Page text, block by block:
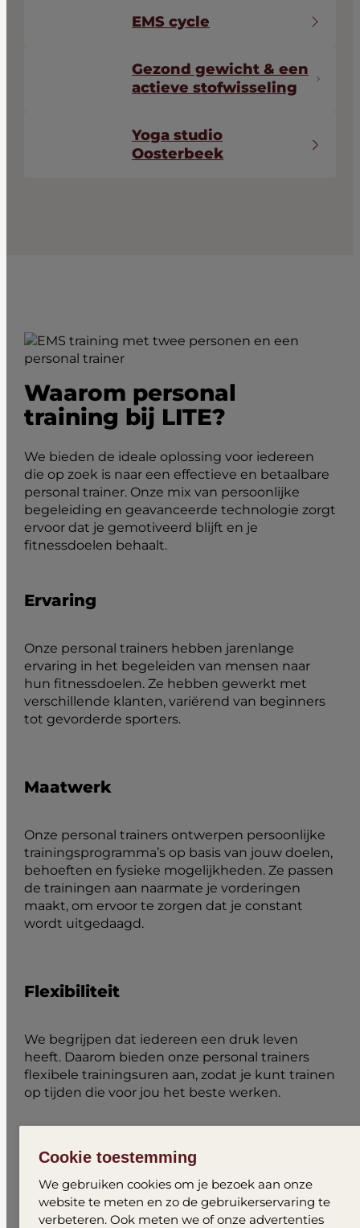
EMS cycle
Gezond gewicht & een
actieve stofwisseling
Yoga studio
Oosterbeek
Waarom personal
training bij LITE?
We bieden de ideale oplossing voor iedereen
die op zoek is naar een effectieve en betaalbare
personal trainer. Onze mix van persoonlijke
begeleiding en geavanceerde technologie zorgt
ervoor dat je gemotiveerd blijft en je
fitnessdoelen behaalt.
Ervaring
Onze personal trainers hebben jarenlange
ervaring in het begeleiden van mensen naar
hun fitnessdoelen. Ze hebben gewerkt met
verschillende klanten, variërend van beginners
tot gevorderde sporters.
Maatwerk
Onze personal trainers ontwerpen persoonlijke
trainingsprogramma’s op basis van jouw doelen,
behoeften en fysieke mogelijkheden. Ze passen
de trainingen aan naarmate je vorderingen
maakt, om ervoor te zorgen dat je constant
wordt uitgedaagd.
Flexibiliteit
We begrijpen dat iedereen een druk leven
heeft. Daarom bieden onze personal trainers
flexibele trainingsuren aan, zodat je kunt trainen
op tijden die voor jou het beste werken.
en fittere toekomst. Kom langs en ontdek de
voordelen van ons unieke trainingsconcept.
Cookie toestemming
We gebruiken cookies om je bezoek aan onze
website te meten en zo de gebruikerservaring te
verbeteren. Ook meten we of onze advertenties